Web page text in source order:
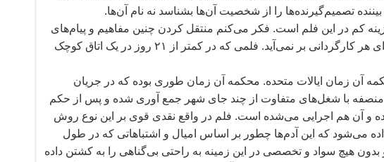
تصمیمگیرندهها را از شخصیت آنها بشناسد نه نام آنها.
کم در این فلم است. فکر میکنم منتقل کردن چنین مفاهیم و پیامهای
ای هر کارگردانی بر نمی
آید. فلمی که در کمتر از ۲۱ روز در یک اتاق کوچک
آن زمان ایالات متحده. محکمه آن زمان طوری بوده که در جریان
با شغلهای متفاوت از چند جای شهر جمع آوری شده و پس از حکم
و آن هم اجرایی میشده است. فلم در واقع نقدی قوی بر این نوع روش
میشود که این آدمها چطور بر اساس امیال و اشتباهاتی که در طول
بدون هیچ سواد و تخصصی در این زمینه به راحتی بیگناهی را به کشتن داده